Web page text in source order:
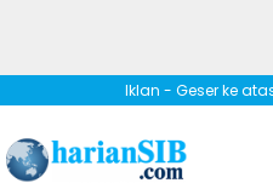
Iklan - Geser ke